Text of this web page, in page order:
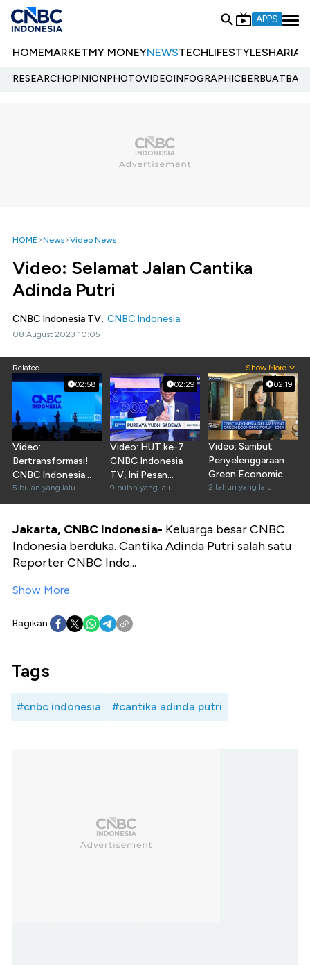
APPS
HOMEMARKETMY MONEYNEWSTECHLIFESTYLESHARIA
RESEARCHOPINIONPHOTOVIDEOINFOGRAPHIC
HOME News Video News
Video: Selamat Jalan Cantika
Adinda Putri
CNBC Indonesia TV, CNBC Indonesia
08 August 2023 10:05
Related Show More
02:58
Video:
Bertransformasi!
CNBC Indonesia
Resmi Ganti Logo
5 bulan yang lalu
02:29
Video: HUT ke-7
CNBC Indonesia
TV, Ini Pesan
Menkeu Purbaya
9 bulan yang lalu
02:19
Video: Sambut
Penyelenggaraan
Green Economic
Forum 2024
2 tahun yang lalu
Jakarta, CNBC Indonesia- Keluarga besar CNBC
Indonesia berduka. Cantika Adinda Putri salah satu
Reporter CNBC Indo...
Show More
Bagikan:
Tags
#cnbc indonesia #cantika adinda putri